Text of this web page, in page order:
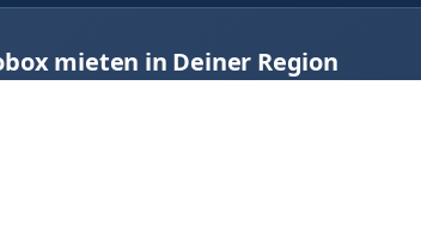
mieten in Deiner Region